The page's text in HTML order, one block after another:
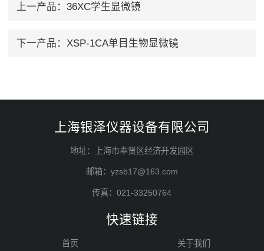
上一产品： 36XC学生显微镜
下一产品： XSP-1CA单目生物显微镜
上海银泽仪器设备有限公司
地址：上海市奉贤区经济开发园区
邮箱：yzsb17@163.com
传真：021-33250764
快速链接
首页 关于我们